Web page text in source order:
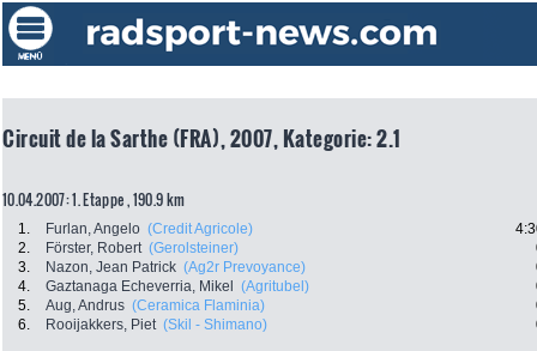
Circuit de la Sarthe (FRA), 2007, Kategorie: 2.1
10.04.2007: 1. Etappe , 190.9 km
1. Furlan, Angelo (Credit Agricole)
2.
Förster, Robert (Gerolsteiner)
3.
Nazon, Jean Patrick (Ag2r Prevoyance)
4.
Gaztanaga Echeverria, Mikel (Agritubel)
5.
Aug, Andrus (Ceramica Flaminia)
6.
Rooijakkers, Piet (Skil - Shimano)